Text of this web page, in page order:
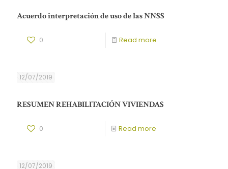
Acuerdo interpretación de uso de las NNSS
0 Read more
12/07/2019
RESUMEN REHABILITACIÓN VIVIENDAS
0 Read more
12/07/2019